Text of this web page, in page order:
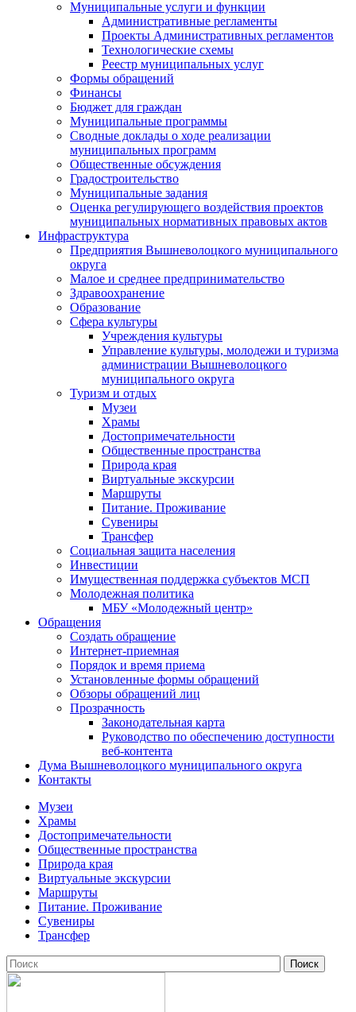
Муниципальные услуги и функции
Административные регламенты
Проекты Административных регламентов
Технологические схемы
Реестр муниципальных услуг
Формы обращений
Финансы
Бюджет для граждан
Муниципальные программы
Сводные доклады о ходе реализации
муниципальных программ
Общественные обсуждения
Градостроительство
Муниципальные задания
Оценка регулирующего воздействия проектов
муниципальных нормативных правовых актов
Инфраструктура
Предприятия Вышневолоцкого муниципального
округа
Малое и среднее предпринимательство
Здравоохранение
Образование
Сфера культуры
Учреждения культуры
Управление культуры, молодежи и туризма
администрации Вышневолоцкого
муниципального округа
Туризм и отдых
Музеи
Храмы
Достопримечательности
Общественные пространства
Природа края
Виртуальные экскурсии
Маршруты
Питание. Проживание
Сувениры
Трансфер
Социальная защита населения
Инвестиции
Имущественная поддержка субъектов МСП
Молодежная политика
МБУ «Молодежный центр»
Обращения
Создать обращение
Интернет-приемная
Порядок и время приема
Установленные формы обращений
Обзоры обращений лиц
Прозрачность
Законодательная карта
Руководство по обеспечению доступности
веб-контента
Дума Вышневолоцкого муниципального округа
Контакты
Музеи
Храмы
Достопримечательности
Общественные пространства
Природа края
Виртуальные экскурсии
Маршруты
Питание. Проживание
Сувениры
Трансфер